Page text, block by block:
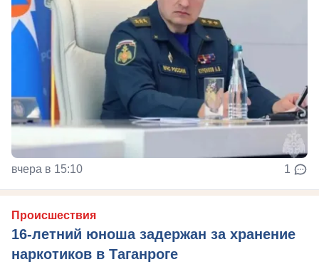
вчера в 15:10 1
Происшествия
16-летний юноша задержан за хранение
наркотиков в Таганроге